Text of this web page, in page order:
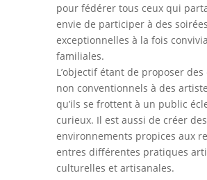
pour fédérer tous ceux qui
envie de participer à des soirées
exceptionnelles à la fois
familiales.
L’objectif étant de proposer des
non conventionnels à des
qu’ils se frottent à un public
curieux. Il est aussi de créer des
environnements propices aux
entres différentes pratiques
culturelles et artisanales.